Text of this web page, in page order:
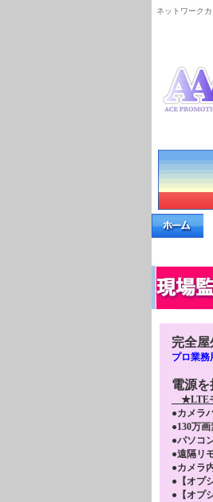
ネットワーク
完全
プロ業務
電源
★LTE
●カメラ
●130万
●パソコ
●遠隔リ
●カメラ
●【オプ
●【オプ